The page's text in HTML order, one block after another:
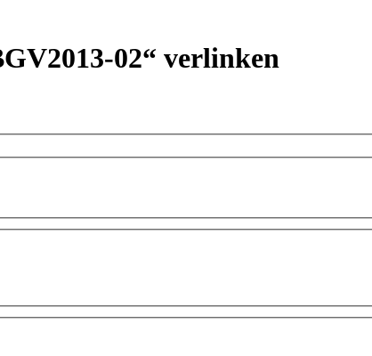
02“ verlinken